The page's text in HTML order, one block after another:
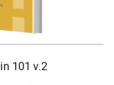
101 v.2